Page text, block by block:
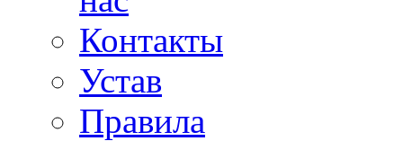
Контакты
Устав
Правила